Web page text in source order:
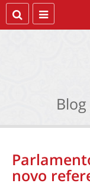
novo